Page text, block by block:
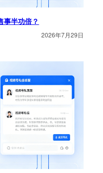
事半功倍？
2026年7月29日